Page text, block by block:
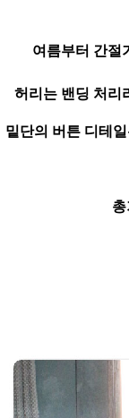
여름부터 간절
허리는 밴딩 처리
밑단의 버튼 디테